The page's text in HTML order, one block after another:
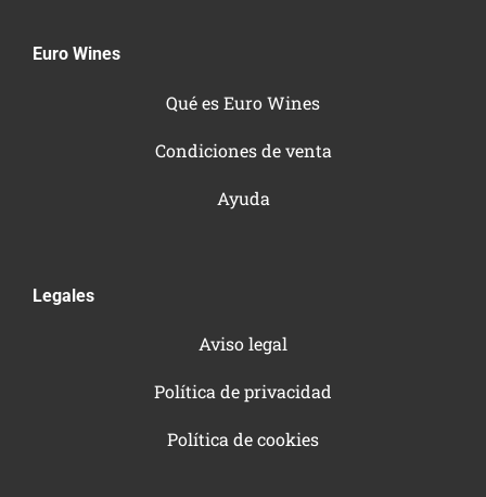
Euro Wines
Qué es Euro Wines
Condiciones de venta
Ayuda
Legales
Aviso legal
Política de privacidad
Política de cookies